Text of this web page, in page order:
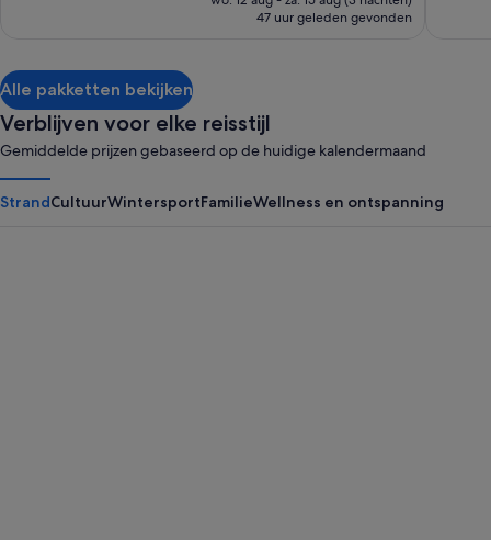
€ 1.573
€ 2.385,
47 uur geleden gevonden
Alle pakketten bekijken
Verblijven voor elke reisstijl
Gemiddelde prijzen gebaseerd op de huidige kalendermaand
StrandCultuurWintersportFamilieWellness en ontspanning